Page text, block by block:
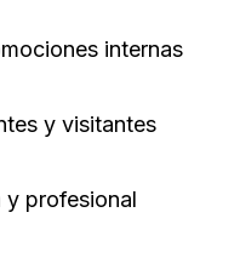
internas
y visitantes
y profesional